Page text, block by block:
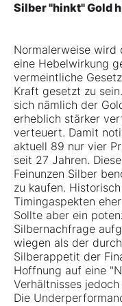
Silber "hinkt" Gold
Normalerweise wird
eine Hebelwirkung
vermeintliche
Kraft gesetzt zu
sich nämlich der
erheblich stärker
verteuert. Damit
aktuell 89 nur vier
seit 27 Jahren.
Feinunzen Silber
zu kaufen.
Timingaspekten
Sollte aber ein
Silbernachfrage
wiegen als der
Silberappetit der
Hoffnung auf eine
Verhältnisses
Die